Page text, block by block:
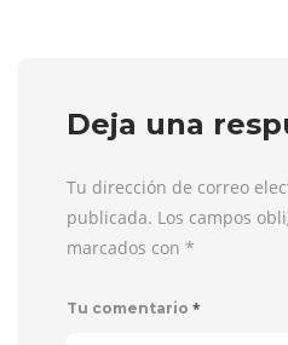
Deja una
Tu dirección de correo
publicada. Los campos
marcados con *
Tu comentario *